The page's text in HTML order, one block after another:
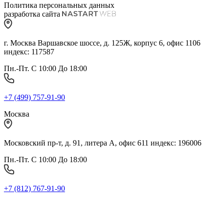
Политика персональных данных
разработка сайта
г. Москва Варшавское шоссе, д. 125Ж, корпус 6, офис 1106
индекс: 117587
Пн.-Пт. С 10:00 До 18:00
+7 (499) 757-91-90
Москва
Московский пр-т, д. 91, литера А, офис 611 индекс: 196006
Пн.-Пт. С 10:00 До 18:00
+7 (812) 767-91-90